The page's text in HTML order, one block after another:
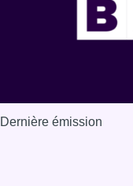
Dernière émission